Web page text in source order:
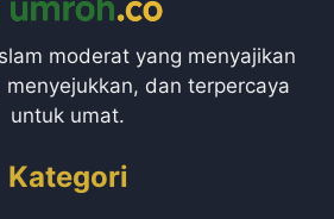
moderat yang menyajikan
dan terpercaya
untuk umat.
Kategori